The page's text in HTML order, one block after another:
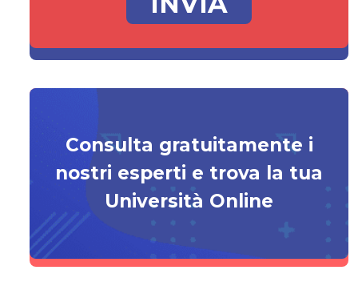
Consulta gratuitamente i
nostri esperti e trova la tua
Università Online